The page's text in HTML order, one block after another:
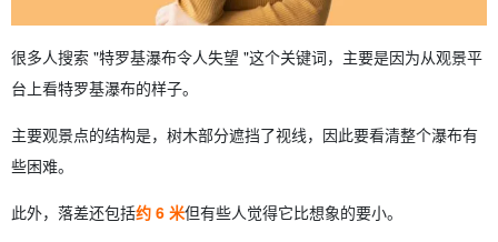
很多人搜索 "特罗基瀑布令人失望 "这个关键词，主要是因为从观景平
台上看特罗基瀑布的样子。
主要观景点的结构是，树木部分遮挡了视线，因此要看清整个瀑布有
些困难。
此外，落差还包括约 6 米但有些人觉得它比想象的要小。